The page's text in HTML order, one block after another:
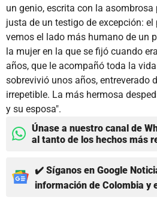
un genio, escrita con la
justa de un testigo de excepción:
vemos el lado más humano de un
la mujer en la que se fijó cuando
años, que le acompañó toda la
sobrevivió unos años, entreverado
irrepetible. La más hermosa
y su esposa".
Únase a nuestro canal de
al tanto de los hechos más
✔️ Síganos en Google
información de Colombia y